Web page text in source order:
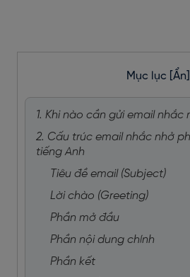
Mục lục [Ẩn]
1. Khi nào cần gửi email nhắc
2. Cấu trúc email nhắc nhở
tiếng Anh
Tiêu đề email (Subject)
Lời chào (Greeting)
Phần mở đầu
Phần nội dung chính
Phần kết